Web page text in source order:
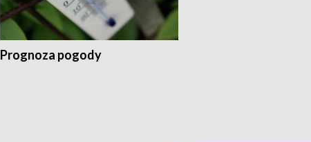
Prognoza pogody